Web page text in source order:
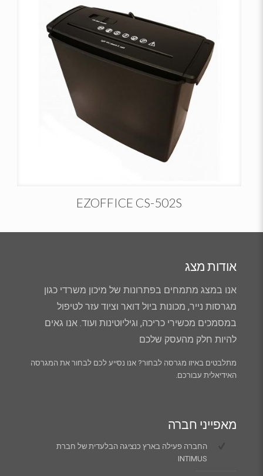
EZOFFICE CS-502S
אודות מצג
אנו במצג מתמחים בפתרונות של מיכון משרדי כגון
מגרסות נייר, מכונות ביול דואר וציוד עזר לטיפול
במסמכים מכשירי כריכה, וגיליוטינות ועוד. אנו גאים
להיות חלק מהעסק שלכם
מתלבטים באיזו מגרסה לבחור? אנו נסייע לכם לבחור את המגרסה
האידיאלית עבורכם.
מאפייני חברה
החברה פעילה בארץ כנציגה הבלעדית של חברת
INTIMUS